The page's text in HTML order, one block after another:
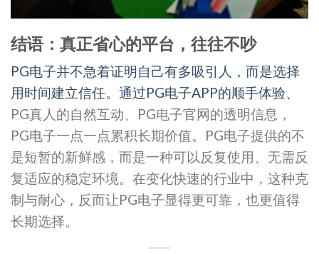
结语：真正省心的平台，往往不吵
PG电子并不急着证明自己有多吸引人，而是选择
用时间建立信任。通过PG电子APP的顺手体验、
PG真人的自然互动、PG电子官网的透明信息，
PG电子一点一点累积长期价值。PG电子提供的不
是短暂的新鲜感，而是一种可以反复使用、无需反
复适应的稳定环境。在变化快速的行业中，这种克
制与耐心，反而让PG电子显得更可靠，也更值得
长期选择。